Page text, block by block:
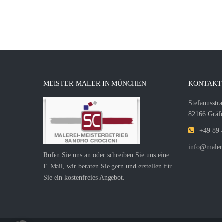
MEISTER-MALER IN MÜNCHEN
Rufen Sie uns an oder schreiben Sie uns eine
E-Mail, wir beraten Sie gern und erstellen für
Sie ein kostenfreies Angebot.
82166
+49 89